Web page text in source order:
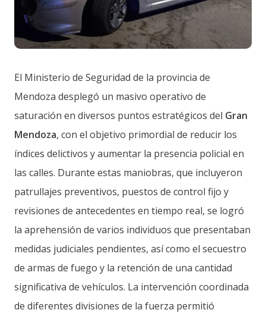
El Ministerio de Seguridad de la provincia de
Mendoza desplegó un masivo operativo de
saturación en diversos puntos estratégicos del Gran
Mendoza, con el objetivo primordial de reducir los
índices delictivos y aumentar la presencia policial en
las calles. Durante estas maniobras, que incluyeron
patrullajes preventivos, puestos de control fijo y
revisiones de antecedentes en tiempo real, se logró
la aprehensión de varios individuos que presentaban
medidas judiciales pendientes, así como el secuestro
de armas de fuego y la retención de una cantidad
significativa de vehículos. La intervención coordinada
de diferentes divisiones de la fuerza permitió